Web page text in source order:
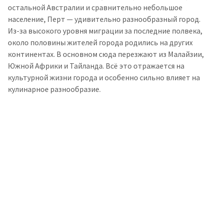
остальной Австралии и сравнительно небольшое
население, Перт — удивительно разнообразный город.
Из-за высокого уровня миграции за последние полвека,
около половины жителей города родились на других
континентах. В основном сюда перезжают из Малайзии,
Южной Африки и Тайланда. Всё это отражается на
культурной жизни города и особенно сильно влияет на
кулинарное разнообразие.